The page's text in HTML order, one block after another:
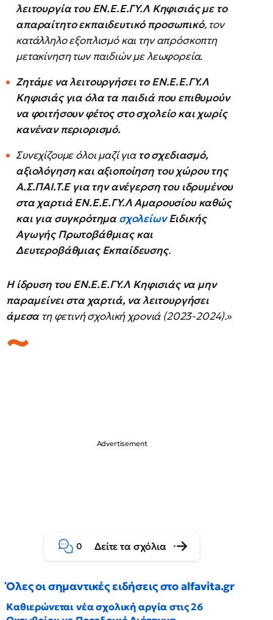
λειτουργία του ΕΝ.Ε.Ε.ΓΥ.Λ Κηφισιάς με το
απαραίτητο εκπαιδευτικό προσωπικό, τον
κατάλληλο εξοπλισμό και την απρόσκοπτη
μετακίνηση των παιδιών με λεωφορεία.
Ζητάμε να λειτουργήσει το ΕΝ.Ε.Ε.ΓΥ.Λ
Κηφισιάς για όλα τα παιδιά που επιθυμούν
να φοιτήσουν φέτος στο σχολείο και χωρίς
κανέναν περιορισμό.
Συνεχίζουμε όλοι μαζί για το σχεδιασμό,
αξιολόγηση και αξιοποίηση του χώρου της
Α.Σ.ΠΑΙ.Τ.Ε για την ανέγερση του ιδρυμένου
στα χαρτιά ΕΝ.Ε.Ε.ΓΥ.Λ Αμαρουσίου καθώς
και για συγκρότημασχολείωνΕιδικής
Αγωγής Πρωτοβάθμιας και
Δευτεροβάθμιας Εκπαίδευσης.
Η ίδρυση του ΕΝ.Ε.Ε.ΓΥ.Λ Κηφισιάς να μην
παραμείνει στα χαρτιά, να λειτουργήσει
άμεσατη φετινή σχολική χρονιά (2023-2024).»
0 Δείτε τα σχόλια
Όλες οι σημαντικές ειδήσεις στο alfavita.gr
Καθιερώνεται νέα σχολική αργία στις 26